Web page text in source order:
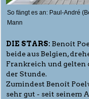
So fängt es an: Paul-André
Mann
DIE STARS: Benoît
beide aus Belgien,
Frankreich und gelten
der Stunde.
Zumindest Benoît
sehr gut - seit seinem